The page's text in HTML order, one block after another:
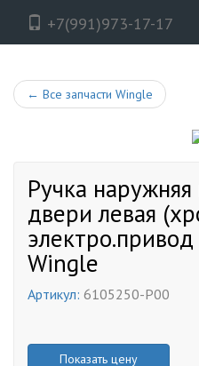
+7(991)973-17-17
← Все запчасти Wingle
Ручка
двери левая
Wingle
Артикул: 6105250-P00
Показать цену